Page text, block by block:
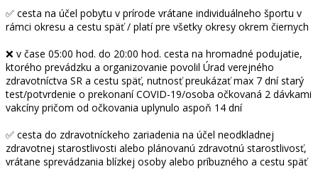
✅ cesta na účel pobytu v prírode vrátane individuálneho športu v
rámci okresu a cestu späť / platí pre všetky okresy okrem čiernych
❌ v čase 05:00 hod. do 20:00 hod. cesta na hromadné podujatie,
ktorého prevádzku a organizovanie povolil Úrad verejného
zdravotníctva SR a cestu späť, nutnosť preukázať max 7 dní starý
test/potvrdenie o prekonaní COVID-19/osoba očkovaná 2 dávkami
vakcíny pričom od očkovania uplynulo aspoň 14 dní
✅ cesta do zdravotníckeho zariadenia na účel neodkladnej
zdravotnej starostlivosti alebo plánovanú zdravotnú starostlivosť,
vrátane sprevádzania blízkej osoby alebo príbuzného a cestu späť